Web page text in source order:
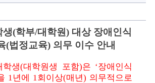
생(학부/대학원) 대상 장애인식
(법정교육) 의무 이수 안내
생(대학원생 포함)은 ‘장애인식
1년에 1회이상(매년)